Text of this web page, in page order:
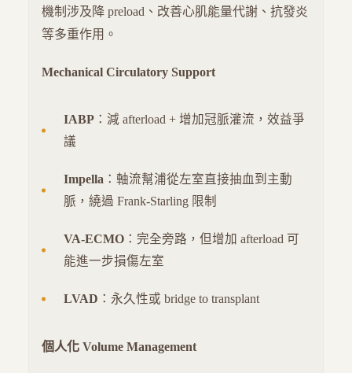
機制涉及降 preload、改善心肌能量代謝、抗發炎
等多重作用。
Mechanical Circulatory Support
IABP ：減 afterload + 增加冠脈灌流，效益爭
議
Impella ：軸流幫浦從左室直接抽血到主動
脈，繞過 Frank-Starling 限制
VA-ECMO ：完全旁路，但增加 afterload 可
能進一步損傷左室
LVAD ：永久性或 bridge to transplant
個人化 Volume Management